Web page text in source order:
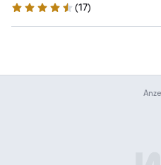
4.6 Sterne
(17)